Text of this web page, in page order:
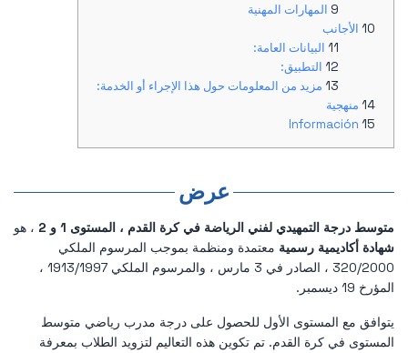
المهارات المهنية
الأجانب
البيانات العامة:
التطبيق:
مزيد من المعلومات حول هذا الإجراء أو الخدمة:
منهجية
Información
عرض
متوسط درجة التمهيدي لفني الرياضة في كرة القدم ، المستوى 1 و 2
، هو
شهادة أكاديمية رسمية معتمدة ومنظمة بموجب المرسوم الملكي
320/2000 ، الصادر في 3 مارس ، والمرسوم الملكي 1913/1997 ،
المؤرخ 19 ديسمبر.
يتوافق مع المستوى الأول للحصول على درجة مدرب رياضي متوسط
المستوى في كرة القدم. تم تكوين هذه التعاليم لتزويد الطلاب بمعرفة